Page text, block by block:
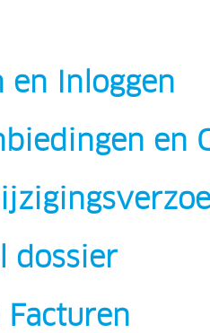
en Inloggen
en
dossier
Facturen